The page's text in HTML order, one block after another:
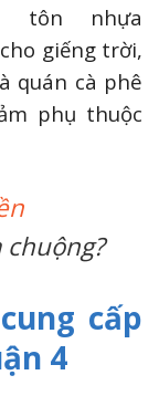
tôn nhựa
giếng trời,
quán cà phê
phụ thuộc
cấp
4